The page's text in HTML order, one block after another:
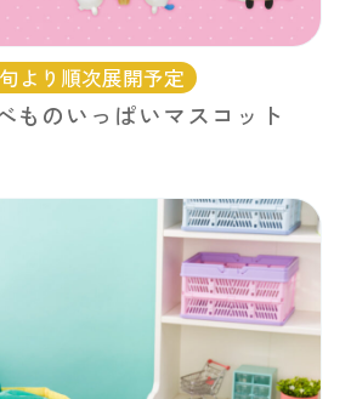
より順次展開予定
ものいっぱいマスコット